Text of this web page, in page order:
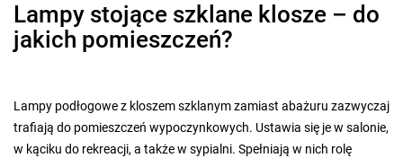
Lampy stojące szklane klosze – do
jakich pomieszczeń?
Lampy podłogowe z kloszem szklanym zamiast abażuru zazwyczaj
trafiają do pomieszczeń wypoczynkowych. Ustawia się je w salonie,
w kąciku do rekreacji, a także w sypialni. Spełniają w nich rolę